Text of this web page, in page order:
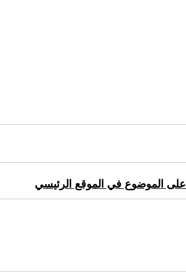
على الموضوع في الموقع الرئيسي